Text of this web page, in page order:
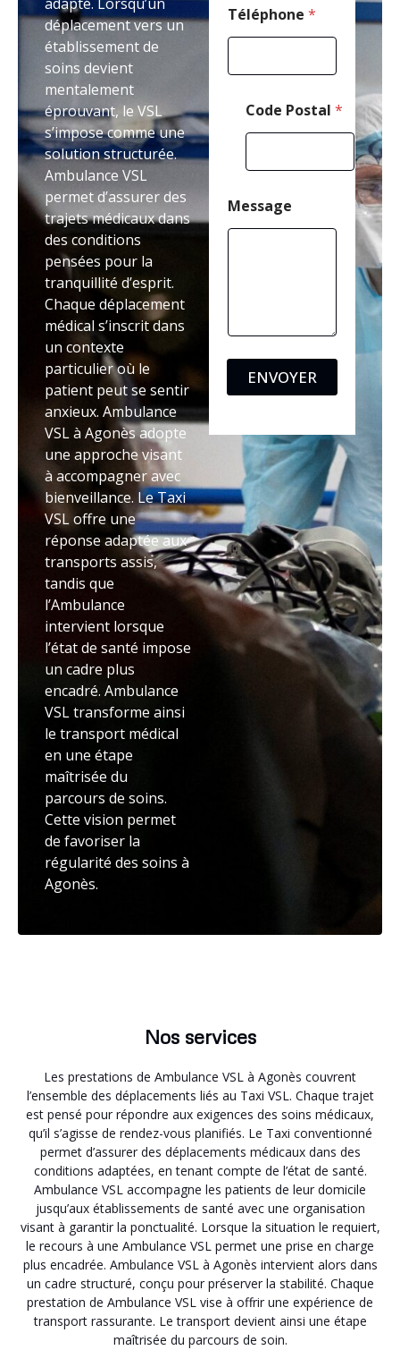
adapté. Lorsqu’un
déplacement vers un
établissement de
soins devient
mentalement
éprouvant, le VSL
s’impose comme une
solution structurée.
Ambulance VSL
permet d’assurer des
trajets médicaux dans
des conditions
pensées pour la
tranquillité d’esprit.
Chaque déplacement
médical s’inscrit dans
un contexte
particulier où le
patient peut se sentir
anxieux. Ambulance
VSL à Agonès adopte
une approche visant
à accompagner avec
bienveillance. Le Taxi
VSL offre une
réponse adaptée aux
transports assis,
tandis que
l’Ambulance
intervient lorsque
l’état de santé impose
un cadre plus
encadré. Ambulance
VSL transforme ainsi
le transport médical
en une étape
maîtrisée du
parcours de soins.
Cette vision permet
de favoriser la
régularité des soins à
Agonès.
P
a
Téléphone *
Code Postal *
Message
ENVOYER
Nos services
Les prestations de Ambulance VSL à Agonès couvrent
l’ensemble des déplacements liés au Taxi VSL. Chaque trajet
est pensé pour répondre aux exigences des soins médicaux,
qu’il s’agisse de rendez-vous planifiés. Le Taxi conventionné
permet d’assurer des déplacements médicaux dans des
conditions adaptées, en tenant compte de l’état de santé.
Ambulance VSL accompagne les patients de leur domicile
jusqu’aux établissements de santé avec une organisation
visant à garantir la ponctualité. Lorsque la situation le requiert,
le recours à une Ambulance VSL permet une prise en charge
plus encadrée. Ambulance VSL à Agonès intervient alors dans
un cadre structuré, conçu pour préserver la stabilité. Chaque
prestation de Ambulance VSL vise à offrir une expérience de
transport rassurante. Le transport devient ainsi une étape
maîtrisée du parcours de soin.